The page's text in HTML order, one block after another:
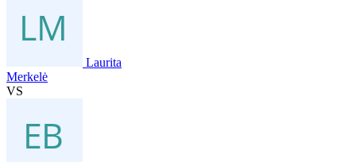
Laurita
Merkelė
VS